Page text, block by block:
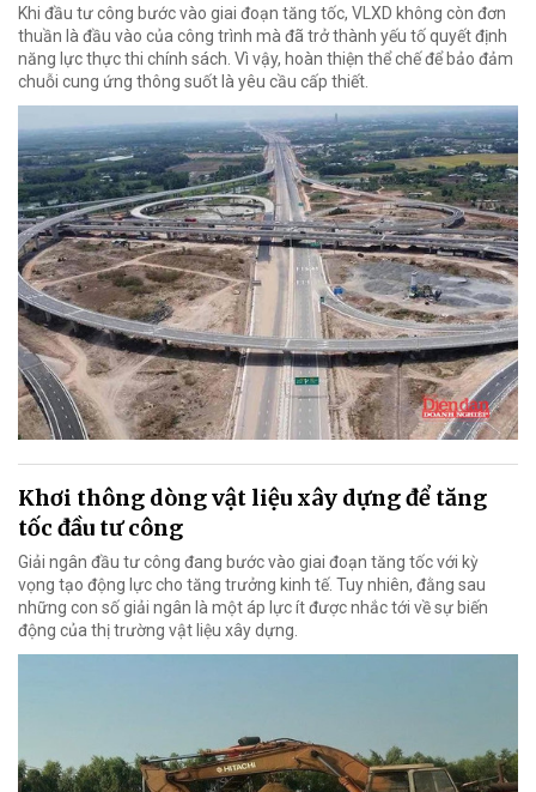
Khi đầu tư công bước vào giai đoạn tăng tốc, VLXD không còn đơn
thuần là đầu vào của công trình mà đã trở thành yếu tố quyết định
năng lực thực thi chính sách. Vì vậy, hoàn thiện thể chế để bảo đảm
chuỗi cung ứng thông suốt là yêu cầu cấp thiết.
Khơi thông dòng vật liệu xây dựng để tăng
tốc đầu tư công
Giải ngân đầu tư công đang bước vào giai đoạn tăng tốc với kỳ
vọng tạo động lực cho tăng trưởng kinh tế. Tuy nhiên, đằng sau
những con số giải ngân là một áp lực ít được nhắc tới về sự biến
động của thị trường vật liệu xây dựng.